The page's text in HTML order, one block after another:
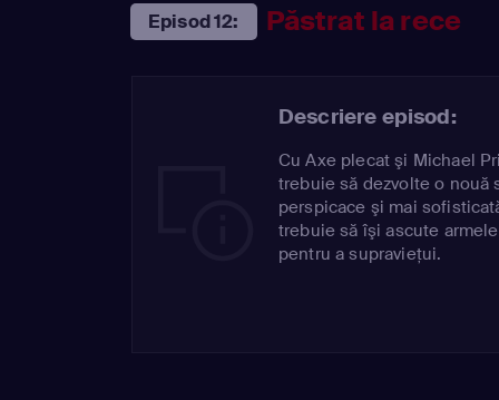
Episod 12: Păstrat la rece
Descriere episod:
Cu Axe plecat şi Michael
trebuie să dezvolte o nouă
perspicace şi mai
trebuie să îşi ascute
pentru a supravieţui.